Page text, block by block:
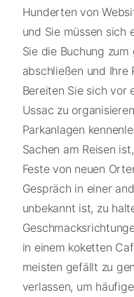
Hunderten von
und Sie müssen sich
Sie die Buchung
abschließen und Ihre
Bereiten Sie sich vor
Ussac zu
Parkanlagen
Sachen am Reisen
Feste von neuen
Gespräch in einer
unbekannt ist, zu
in einem koketten
meisten gefällt zu
verlassen, um